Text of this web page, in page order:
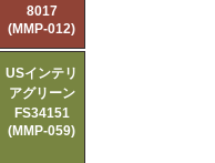
8017
(MMP-012)
USインテリ
アグリーン
FS34151
(MMP-059)